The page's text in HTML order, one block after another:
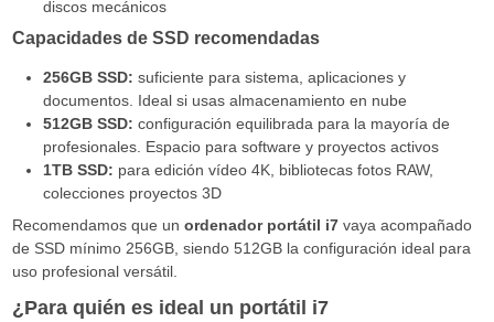
discos mecánicos
Capacidades de SSD recomendadas
256GB SSD: suficiente para sistema, aplicaciones y
documentos. Ideal si usas almacenamiento en nube
512GB SSD: configuración equilibrada para la mayoría de
profesionales. Espacio para software y proyectos activos
1TB SSD: para edición vídeo 4K, bibliotecas fotos RAW,
colecciones proyectos 3D
Recomendamos que un ordenador portátil i7vaya acompañado
de SSD mínimo 256GB, siendo 512GB la configuración ideal para
uso profesional versátil.
¿Para quién es ideal un portátil i7